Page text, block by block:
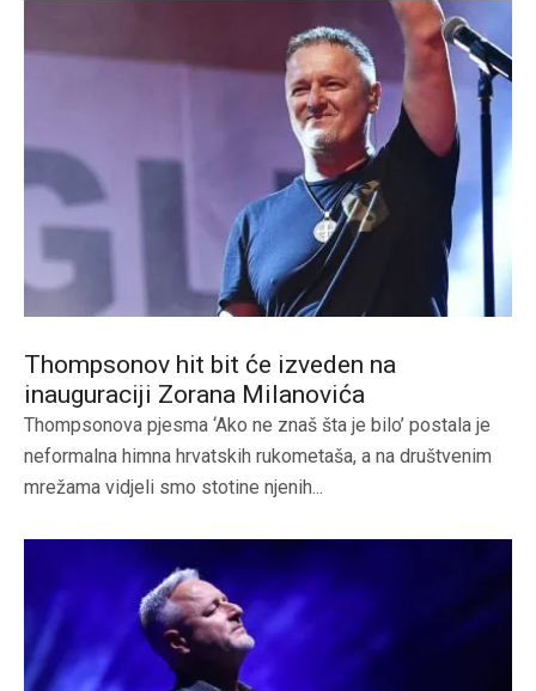
Thompsonov hit bit će izveden na
inauguraciji Zorana Milanovića
Thompsonova pjesma ‘Ako ne znaš šta je bilo’ postala je
neformalna himna hrvatskih rukometaša, a na društvenim
mrežama vidjeli smo stotine njenih...